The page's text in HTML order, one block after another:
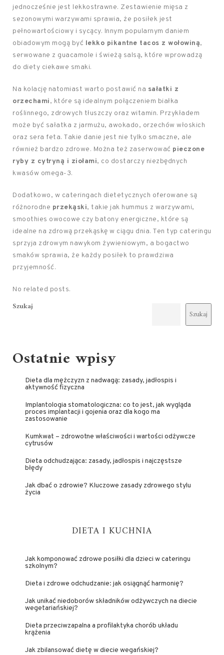
jednocześnie jest lekkostrawne. Zestawienie mięsa z
sezonowymi warzywami sprawia, że posiłek jest
pełnowartościowy i sycący. Innym popularnym daniem
obiadowym mogą być lekko pikantne tacos z wołowiną,
serwowane z guacamole i świeżą salsą, które wprowadzą
do diety ciekawe smaki.
Na kolację natomiast warto postawić na sałatki z
orzechami, które są idealnym połączeniem białka
roślinnego, zdrowych tłuszczy oraz witamin. Przykładem
może być sałatka z jarmużu, awokado, orzechów włoskich
oraz sera feta. Takie danie jest nie tylko smaczne, ale
również bardzo zdrowe. Można też zaserwować pieczone
ryby z cytryną i ziołami, co dostarczy niezbędnych
kwasów omega-3.
Dodatkowo, w cateringach dietetycznych oferowane są
różnorodne przekąski, takie jak hummus z warzywami,
smoothies owocowe czy batony energiczne, które są
idealne na zdrową przekąskę w ciągu dnia. Ten typ cateringu
sprzyja zdrowym nawykom żywieniowym, a bogactwo
smaków sprawia, że każdy posiłek to prawdziwa
przyjemność.
No related posts.
Szukaj
Szukaj
Ostatnie wpisy
Dieta dla mężczyzn z nadwagą: zasady, jadłospis i
aktywność fizyczna
Implantologia stomatologiczna: co to jest, jak wygląda
proces implantacji i gojenia oraz dla kogo ma
zastosowanie
Kumkwat – zdrowotne właściwości i wartości odżywcze
cytrusów
Dieta odchudzająca: zasady, jadłospis i najczęstsze
błędy
Jak dbać o zdrowie? Kluczowe zasady zdrowego stylu
życia
DIETA I KUCHNIA
Jak komponować zdrowe posiłki dla dzieci w cateringu
szkolnym?
Dieta i zdrowe odchudzanie: jak osiągnąć harmonię?
Jak unikać niedoborów składników odżywczych na diecie
wegetariańskiej?
Dieta przeciwzapalna a profilaktyka chorób układu
krążenia
Jak zbilansować dietę w diecie wegańskiej?